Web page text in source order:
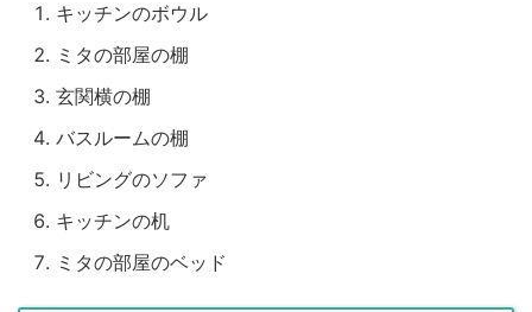
キッチンのボウル
ミタの部屋の棚
玄関横の棚
バスルームの棚
リビングのソファ
キッチンの机
ミタの部屋のベッド